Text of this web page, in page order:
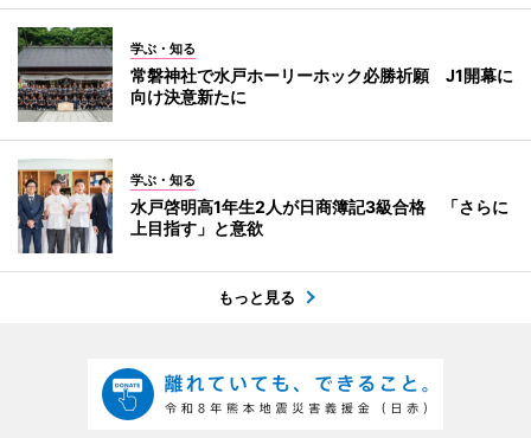
学ぶ・知る
常磐神社で水戸ホーリーホック必勝祈願 J1開幕に
向け決意新たに
学ぶ・知る
水戸啓明高1年生2人が日商簿記3級合格 「さらに
上目指す」と意欲
もっと見る